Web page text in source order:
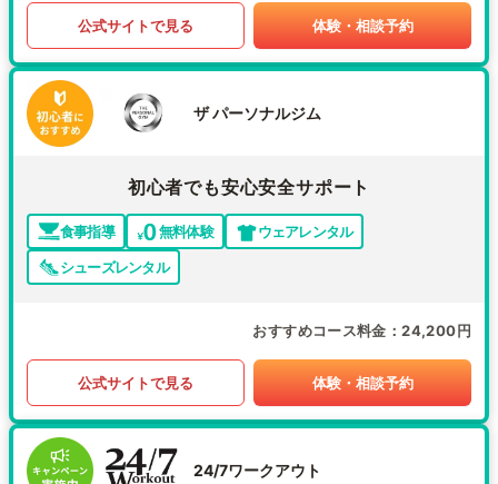
公式サイトで見る 体験・相談予約
ザ パーソナルジム
初心者でも安心安全サポート
食事指導 無料体験
ウェアレンタル
シューズレンタル
おすすめコース料金 24,200円
公式サイトで見る 体験・相談予約
24/7ワークアウト